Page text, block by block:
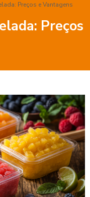
Preços e Vantagens
Preços